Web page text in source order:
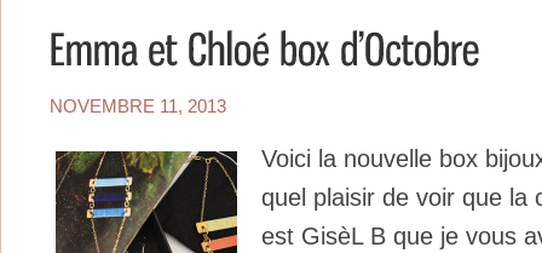
NOVEMBRE 11, 2013
Voici la nouvelle box
quel plaisir de voir que la
est GisèL B que je vous